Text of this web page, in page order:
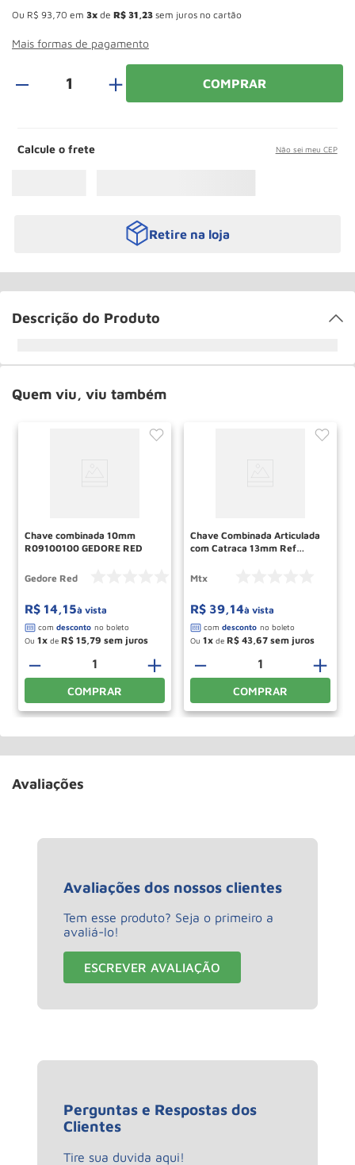
Ou R$ 93 70 em 3 de R$ 31 23 sem juros no cartão
Mais formas de pagamento
＋ COMPRAR
Calcule o frete Não sei meu CEP
Retire na loja
Descrição do Produto
Quem viu, viu também
Chave combinada 10mm
R09100100 GEDORE RED
Gedore Red
R$ 14,15à vista
Ou 1 de R$ 15,79
＋
－
COMPRAR
Chave Combinada Articulada
com Catraca 13mm Ref
Mtx
R$ 39,14à vista
Ou 1 de R$ 43,67
＋
－
COMPRAR
Avaliações
Avaliações dos nossos clientes
Tem esse produto? Seja o primeiro a
avaliá-lo!
ESCREVER AVALIAÇÃO
Perguntas e Respostas dos
Clientes
Tire sua duvida aqui!
10º Roda